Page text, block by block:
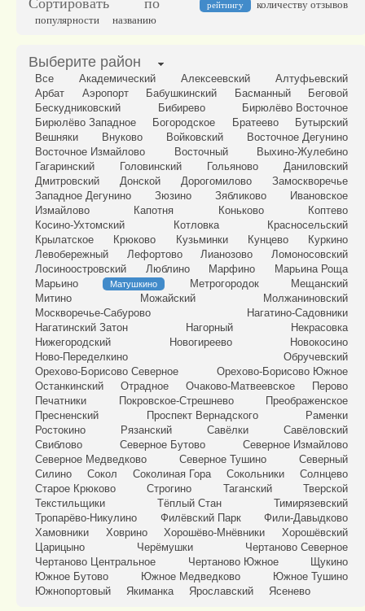
рейтингу
количеству отзывов
популярности
названию
Выберите район
Все Академический Алексеевский
Алтуфьевский
Арбат
Аэропорт Бабушкинский Басманный
Беговой
Бескудниковский
Бибирево
Бирюлёво Восточное
Бирюлёво Западное
Богородское Братеево
Бутырский
Вешняки
Внуково Войковский
Восточное Дегунино
Восточное Измайлово
Восточный
Выхино-Жулебино
Гагаринский
Головинский Гольяново
Даниловский
Дмитровский
Донской Дорогомилово
Замоскворечье
Западное Дегунино
Зюзино Зябликово
Ивановское
Измайлово
Капотня Коньково
Коптево
Косино-Ухтомский
Котловка
Красносельский
Крылатское
Крюково Кузьминки Кунцево
Куркино
Левобережный
Лефортово Лианозово
Ломоносовский
Лосиноостровский
Люблино Марфино
Марьина Роща
Марьино
Матушкино Метрогородок
Мещанский
Митино
Можайский
Молжаниновский
Москворечье-Сабурово
Нагатино-Садовники
Нагатинский Затон
Нагорный
Некрасовка
Нижегородский
Новогиреево
Новокосино
Ново-Переделкино
Обручевский
Орехово-Борисово Северное
Орехово-Борисово Южное
Останкинский
Отрадное Очаково-Матвеевское
Перово
Печатники
Покровское-Стрешнево
Преображенское
Пресненский
Проспект Вернадского
Раменки
Ростокино
Рязанский Савёлки
Савёловский
Свиблово
Северное Бутово
Северное Измайлово
Северное Медведково
Северное Тушино
Северный
Силино
Сокол Соколиная Гора Сокольники
Солнцево
Старое Крюково
Строгино Таганский
Тверской
Текстильщики
Тёплый Стан
Тимирязевский
Тропарёво-Никулино
Филёвский Парк
Фили-Давыдково
Хамовники
Ховрино Хорошёво-Мнёвники
Хорошёвский
Царицыно
Черёмушки
Чертаново Северное
Чертаново Центральное
Чертаново Южное
Щукино
Южное Бутово
Южное Медведково
Южное Тушино
Южнопортовый
Якиманка Ярославский Ясенево